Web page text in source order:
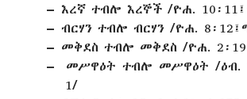
– እረኛ ተብሎ እረኞች /ዮሐ.
– ብርሃን ተብሎ ብርሃን /ዮሐ.
– መቅደስ ተብሎ መቅደስ /ዮሐ.
–
መሥዋዕት ተብሎ መሥዋዕት /ዕብ.
1/